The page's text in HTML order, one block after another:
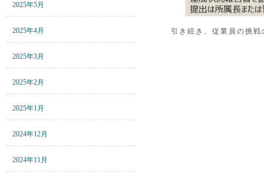
2025年5月
2025年4月
2025年3月
2025年2月
2025年1月
2024年12月
2024年11月
引き続き、従業員の挑